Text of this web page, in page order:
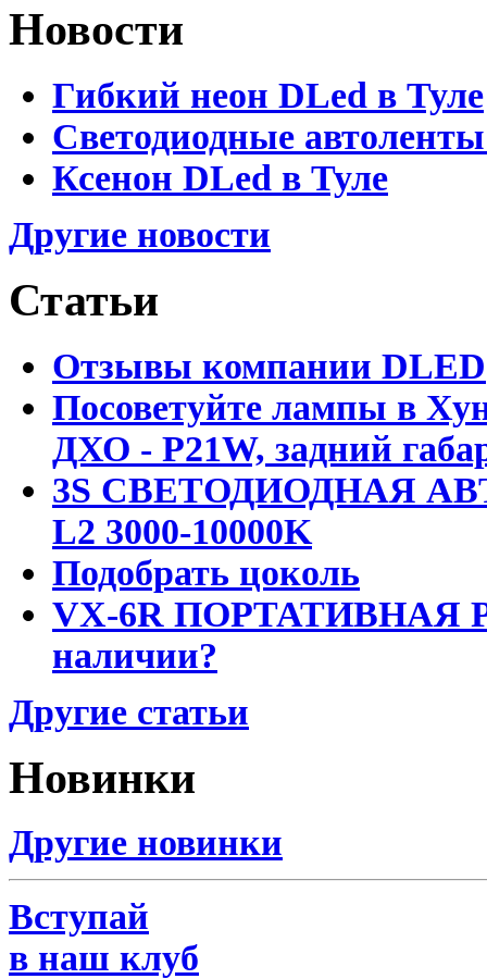
Новости
Гибкий неон DLed в Туле
Светодиодные
Ксенон DLed в Туле
Другие новости
Статьи
Отзывы компании DLED
Посоветуйте лампы в
ДХО - P21W, задний
3S СВЕТОДИОДНАЯ
L2 3000-10000K
Подобрать цоколь
VX-6R ПОРТАТИВНАЯ
наличии?
Другие статьи
Новинки
Другие новинки
Вступай
в наш клуб